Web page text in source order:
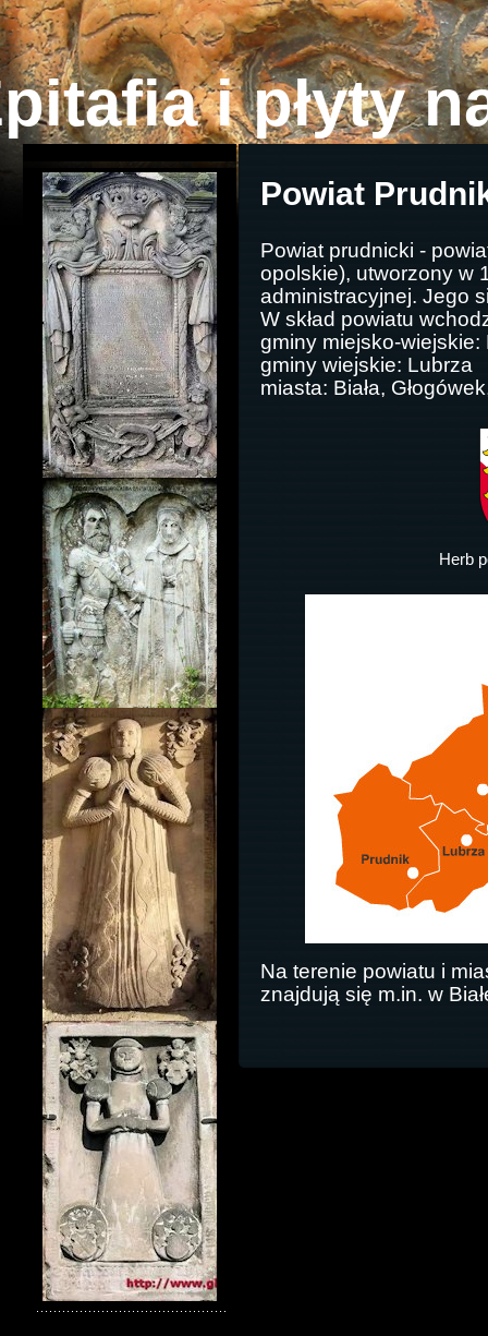
i płyty
Powiat
Powiat prudnicki -
opolskie), utworzony w
administracyjnej. Jego
W skład powiatu
gminy miejsko-wiejskie:
gminy wiejskie: Lubrza
miasta: Biała,
Herb
Na terenie powiatu i
znajdują się m.in. w